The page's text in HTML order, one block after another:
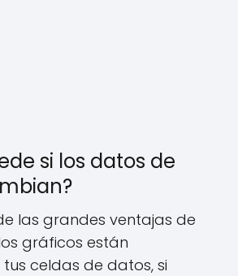
si los datos de
las grandes ventajas de
gráficos están
celdas de datos, si